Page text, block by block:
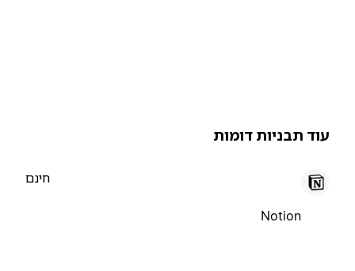
תבניות דומות
Notion